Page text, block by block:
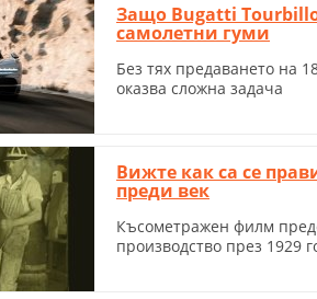
Защо Bugatti
самолетни гуми
Без тях предаването на
оказва сложна задача
Вижте как са се
преди век
Късометражен филм
производство през 1929